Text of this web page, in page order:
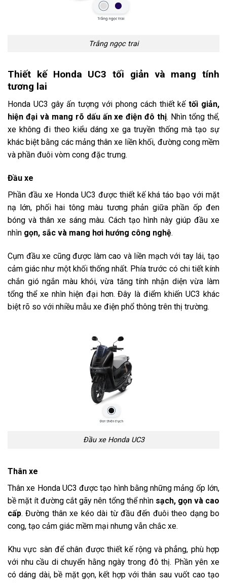
Trắng ngọc trai
Thiết kế Honda UC3 tối giản và mang tính
tương lai
Honda UC3 gây ấn tượng với phong cách thiết kếtối giản,
hiện đại và mang rõ dấu ấn xe điện đô thị. Nhìn tổng thể,
xe không đi theo kiểu dáng xe ga truyền thống mà tạo sự
khác biệt bằng các mảng thân xe liền khối, đường cong mềm
và phần đuôi vòm cong đặc trưng.
Đầu xe
Phần đầu xe Honda UC3 được thiết kế khá táo bạo với mặt
nạ lớn, phối hai tông màu tương phản giữa phần ốp đen
bóng và thân xe sáng màu. Cách tạo hình này giúp đầu xe
nhìn gọn, sắc và mang hơi hướng công nghệ.
Cụm đầu xe cũng được làm cao và liền mạch với tay lái, tạo
cảm giác như một khối thống nhất. Phía trước có chi tiết kính
chắn gió ngắn màu khói, vừa tăng tính nhận diện vừa làm
tổng thể xe nhìn hiện đại hơn. Đây là điểm khiến UC3 khác
biệt rõ so với nhiều mẫu xe điện phổ thông trên thị trường.
Đầu xe Honda UC3
Thân xe
Thân xe Honda UC3 được tạo hình bằng những mảng ốp lớn,
bề mặt ít đường cắt gãy nên tổng thể nhìn sạch, gọn và cao
cấp. Đường thân xe kéo dài từ đầu đến đuôi theo dạng bo
cong, tạo cảm giác mềm mại nhưng vẫn chắc xe.
Khu vực sàn để chân được thiết kế rộng và phẳng, phù hợp
với nhu cầu di chuyển hằng ngày trong đô thị. Phần yên xe
có dáng dài, bề mặt gọn, kết hợp với thân sau vuốt cao tạo